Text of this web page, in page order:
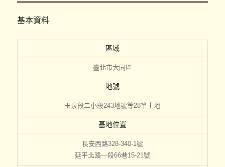
基本資料
區域
臺北市大同區
地號
玉泉段二小段243地號等28筆土地
基地位置
長安西路328-340-1號
延平北路一段66巷15-21號